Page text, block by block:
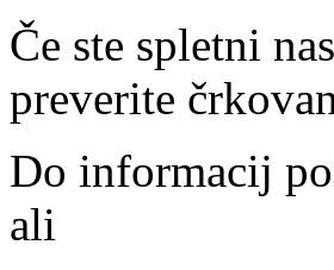
Če ste spletni
preverite
Do informacij
ali